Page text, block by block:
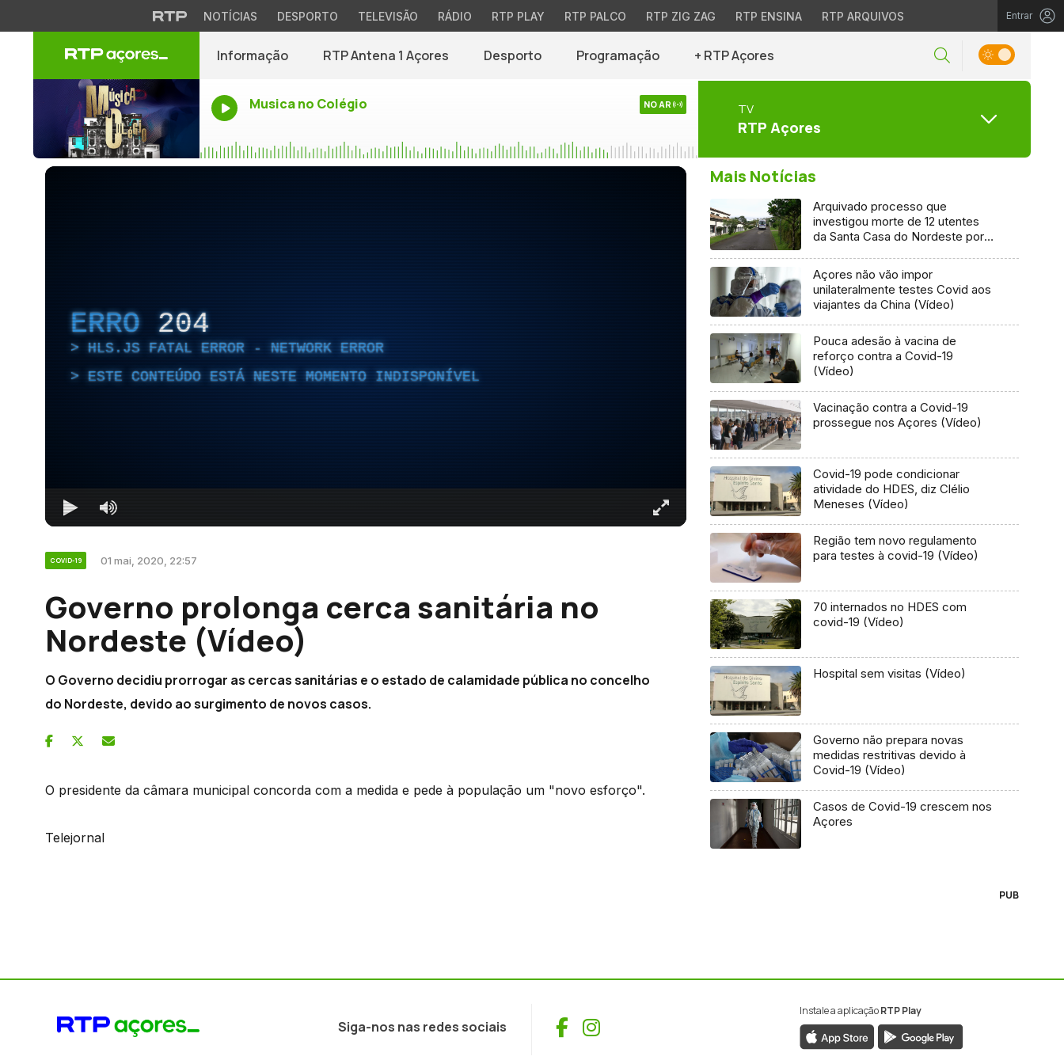
NOTÍCIAS DESPORTO TELEVISÃO RÁDIO RTP PLAY RTP PALCO RTP ZIG ZAG RTP ENSINA RTP ARQUIVOS Entrar
Informação RTP Antena 1 Açores Desporto Programação + RTP Açores
Musica no Colégio NO AR TV
RTP Açores
ERRO 204
HLS.JS FATAL ERROR - NETWORK ERROR
ESTE CONTEÚDO ESTÁ NESTE MOMENTO INDISPONÍVEL
COVID-19 01 mai, 2020, 22:57
Governo prolonga cerca sanitária no
Nordeste (Vídeo)
O Governo decidiu prorrogar as cercas sanitárias e o estado de calamidade pública no concelho
do Nordeste, devido ao surgimento de novos casos.
O presidente da câmara municipal concorda com a medida e pede à população um "novo esforço".
Telejornal
Mais Notícias
Arquivado processo que
investigou morte de 12 utentes
da Santa Casa do Nordeste por
Açores não vão impor
unilateralmente testes Covid aos
viajantes da China (Vídeo)
Pouca adesão à vacina de
reforço contra a Covid-19
(Vídeo)
Vacinação contra a Covid-19
prossegue nos Açores (Vídeo)
Covid-19 pode condicionar
atividade do HDES, diz Clélio
Meneses (Vídeo)
Região tem novo regulamento
para testes à covid-19 (Vídeo)
70 internados no HDES com
covid-19 (Vídeo)
Hospital sem visitas (Vídeo)
Governo não prepara novas
medidas restritivas devido à
Covid-19 (Vídeo)
Casos de Covid-19 crescem nos
Açores
PUB
Siga-nos nas redes sociais Facebook
Instagram
Instale a aplicaçãoRTP Play